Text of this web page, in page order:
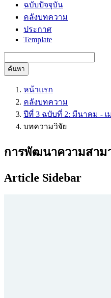
ฉบับปัจจุบัน
คลังบทความ
ประกาศ
Template
ค้นหา
หน้าแรก
คลังบทความ
ปีที่ 3 ฉบับที่ 2: มีนาคม - เ
บทความวิจัย
การพัฒนาความสาม
Article Sidebar